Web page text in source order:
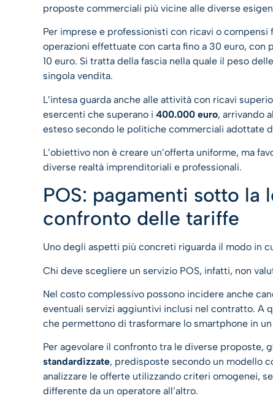
proposte commerciali più vicine alle diverse
Per imprese e professionisti con ricavi o compensi
operazioni effettuate con carta fino a 30 euro,
10 euro. Si tratta della fascia nella quale il peso
singola vendita.
L’intesa guarda anche alle attività con ricavi
esercenti che superano i 400.000 euro, arrivando
esteso secondo le politiche commerciali adottate
L’obiettivo non è creare un’offerta uniforme, ma
diverse realtà imprenditoriali e professionali.
POS: pagamenti sotto
confronto delle tariffe
Uno degli aspetti più concreti riguarda il modo in
Chi deve scegliere un servizio POS, infatti, non
Nel costo complessivo possono incidere anche
eventuali servizi aggiuntivi inclusi nel contratto. A
che permettono di trasformare lo smartphone in
Per agevolare il confronto tra le diverse proposte,
standardizzate, predisposte secondo un modello
analizzare le offerte utilizzando criteri omogenei,
differente da un operatore all’altro.